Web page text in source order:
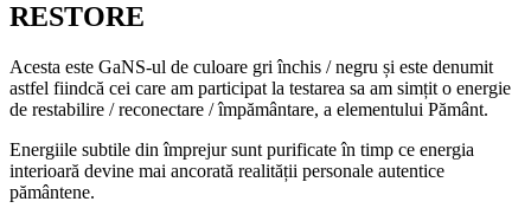
RESTORE
Acesta este GaNS-ul de culoare gri închis / negru și este denumit
astfel fiindcă cei care am participat la testarea sa am simțit o energie
de restabilire / reconectare / împământare, a elementului Pământ.
Energiile subtile din împrejur sunt purificate în timp ce energia
interioară devine mai ancorată realității personale autentice
pământene.